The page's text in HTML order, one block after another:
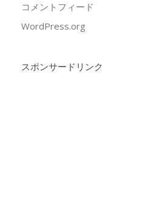
コメントフィード
WordPress.org
スポンサードリンク